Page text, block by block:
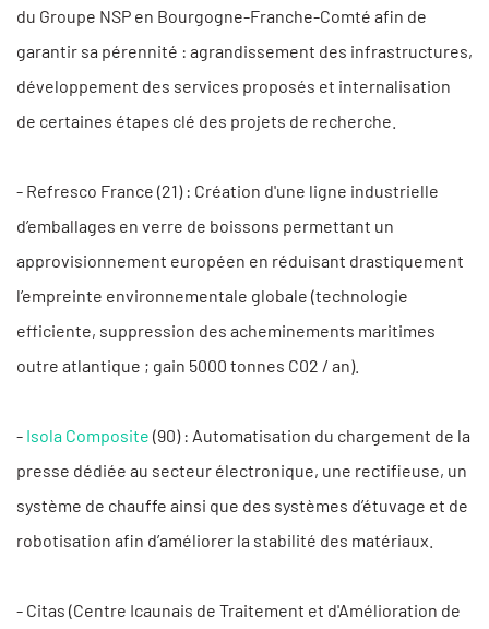
du Groupe NSP en Bourgogne-Franche-Comté afin de
garantir sa pérennité : agrandissement des infrastructures,
développement des services proposés et internalisation
de certaines étapes clé des projets de recherche.
- Refresco France (21) : Création d'une ligne industrielle
d’emballages en verre de boissons permettant un
approvisionnement européen en réduisant drastiquement
l’empreinte environnementale globale (technologie
efficiente, suppression des acheminements maritimes
outre atlantique ; gain 5000 tonnes C02 / an).
- Isola Composite (90) : Automatisation du chargement de la
presse dédiée au secteur électronique, une rectifieuse, un
système de chauffe ainsi que des systèmes d’étuvage et de
robotisation afin d’améliorer la stabilité des matériaux.
- Citas (Centre Icaunais de Traitement et d'Amélioration de